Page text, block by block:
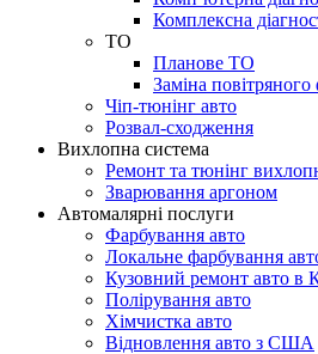
Комплексна
ТО
Планове ТО
Заміна повітряного
Чіп-тюнінг авто
Розвал-сходження
Вихлопна система
Ремонт та тюнінг
Зварювання аргоном
Автомалярні послуги
Фарбування авто
Локальне фарбування
Кузовний ремонт авто в
Полірування авто
Хімчистка авто
Відновлення авто з США